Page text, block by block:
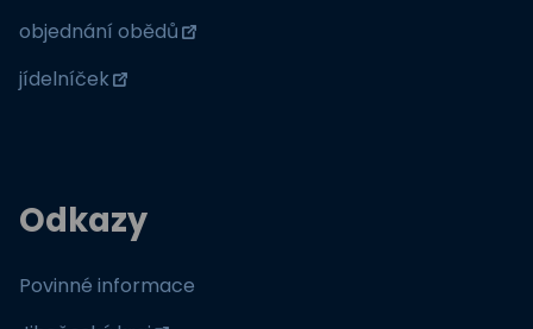
objednání obědů
jídelníček
Odkazy
Povinné informace